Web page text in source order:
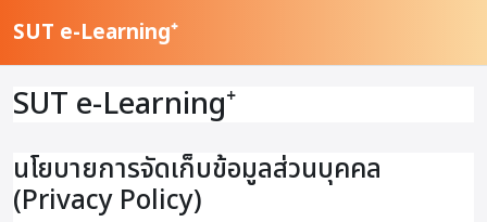
SUT e-Learning⁺
SUT e-Learning⁺
นโยบายการจัดเก็บข้อมูลส่วนบุคคล
(Privacy Policy)